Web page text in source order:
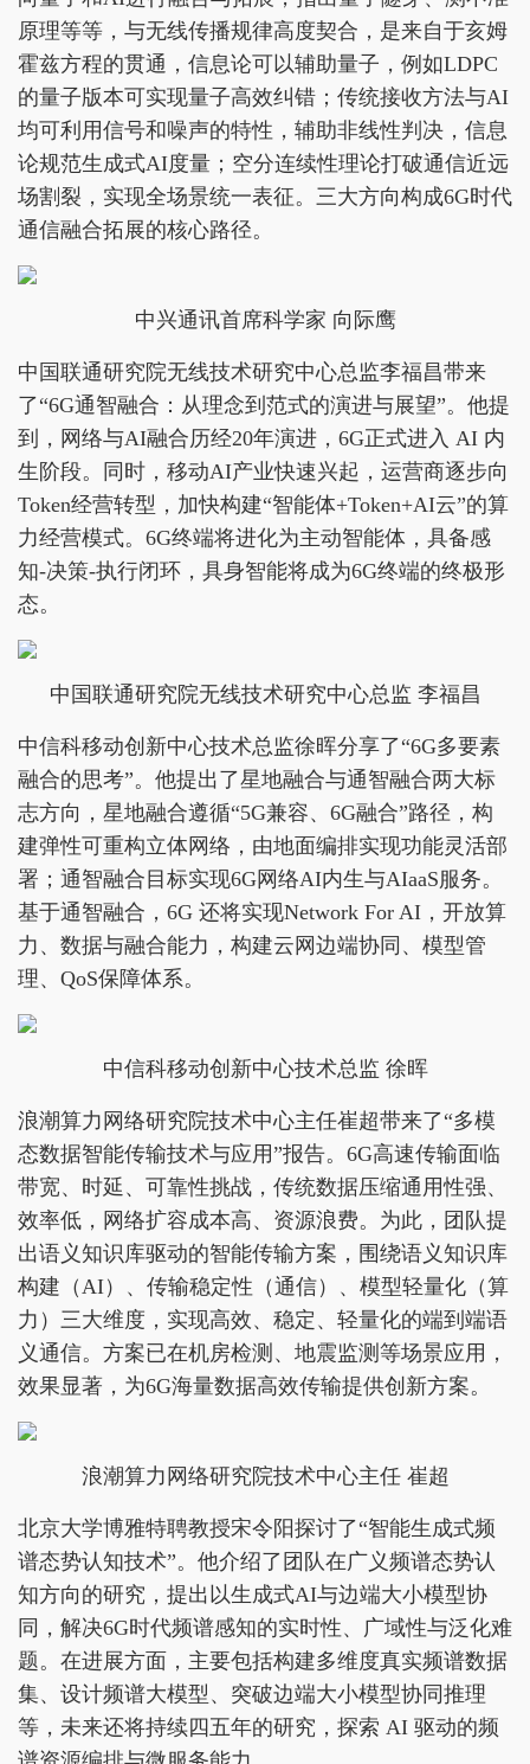
原理等等，与无线传播规律高度契合，是来自于亥姆
霍兹方程的贯通，信息论可以辅助量子，例如LDPC
的量子版本可实现量子高效纠错；传统接收方法与AI
均可利用信号和噪声的特性，辅助非线性判决，信息
论规范生成式AI度量；空分连续性理论打破通信近远
场割裂，实现全场景统一表征。三大方向构成6G时代
通信融合拓展的核心路径。
中兴通讯首席科学家 向际鹰
中国联通研究院无线技术研究中心总监李福昌带来
了“6G通智融合：从理念到范式的演进与展望”。他提
到，网络与AI融合历经20年演进，6G正式进入 AI 内
生阶段。同时，移动AI产业快速兴起，运营商逐步向
Token经营转型，加快构建“智能体+Token+AI云”的算
力经营模式。6G终端将进化为主动智能体，具备感
知-决策-执行闭环，具身智能将成为6G终端的终极形
态。
中国联通研究院无线技术研究中心总监 李福昌
中信科移动创新中心技术总监徐晖分享了“6G多要素
融合的思考”。他提出了星地融合与通智融合两大标
志方向，星地融合遵循“5G兼容、6G融合”路径，构
建弹性可重构立体网络，由地面编排实现功能灵活部
署；通智融合目标实现6G网络AI内生与AIaaS服务。
基于通智融合，6G 还将实现Network For AI，开放算
力、数据与融合能力，构建云网边端协同、模型管
理、QoS保障体系。
中信科移动创新中心技术总监 徐晖
浪潮算力网络研究院技术中心主任崔超带来了“多模
态数据智能传输技术与应用”报告。6G高速传输面临
带宽、时延、可靠性挑战，传统数据压缩通用性强、
效率低，网络扩容成本高、资源浪费。为此，团队提
出语义知识库驱动的智能传输方案，围绕语义知识库
构建（AI）、传输稳定性（通信）、模型轻量化（算
力）三大维度，实现高效、稳定、轻量化的端到端语
义通信。方案已在机房检测、地震监测等场景应用，
效果显著，为6G海量数据高效传输提供创新方案。
浪潮算力网络研究院技术中心主任 崔超
北京大学博雅特聘教授宋令阳探讨了“智能生成式频
谱态势认知技术”。他介绍了团队在广义频谱态势认
知方向的研究，提出以生成式AI与边端大小模型协
同，解决6G时代频谱感知的实时性、广域性与泛化难
题。在进展方面，主要包括构建多维度真实频谱数据
集、设计频谱大模型、突破边端大小模型协同推理
等，未来还将持续四五年的研究，探索 AI 驱动的频